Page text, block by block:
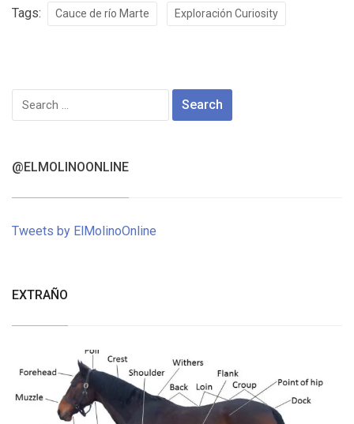
Tags: Cauce de río Marte Exploración Curiosity
Search
for:
@ELMOLINOONLINE
Tweets by ElMolinoOnline
EXTRAÑO